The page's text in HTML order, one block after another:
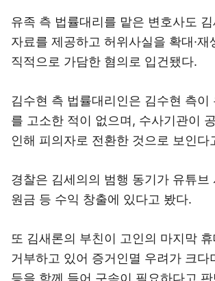
유족 측 법률대리를 맡은 변호사도
자료를 제공하고 허위사실을 확대·재
직적으로 가담한 혐의로 입건됐다.
김수현 측 법률대리인은 김수현 측이
를 고소한 적이 없으며, 수사기관이
인해 피의자로 전환한 것으로 보인다
경찰은 김세의의 범행 동기가 유튜브
원금 등 수익 창출에 있다고 봤다.
또 김새론의 부친이 고인의 마지막
거부하고 있어 증거인멸 우려가 크다
등을 함께 들어 구속이 필요하다고